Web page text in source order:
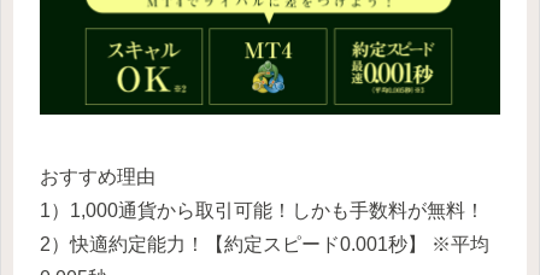
おすすめ理由
1）1,000通貨から取引可能！しかも手数料が無料！
2）快適約定能力！【約定スピード0.001秒】 ※平均